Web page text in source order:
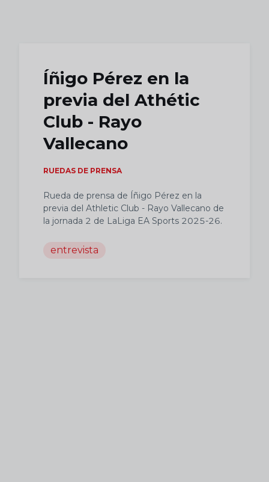
Íñigo Pérez en la
previa del Athétic
Club - Rayo
Vallecano
RUEDAS DE PRENSA
Rueda de prensa de Íñigo Pérez en la
previa del Athletic Club - Rayo Vallecano de
la jornada 2 de LaLiga EA Sports 2025-26.
entrevista